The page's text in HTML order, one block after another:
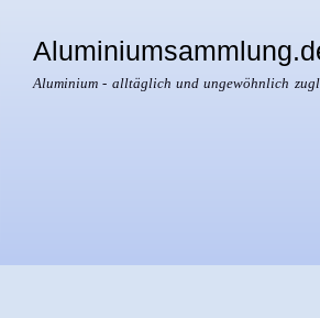
Aluminium - alltäglich und ungewöhnlich